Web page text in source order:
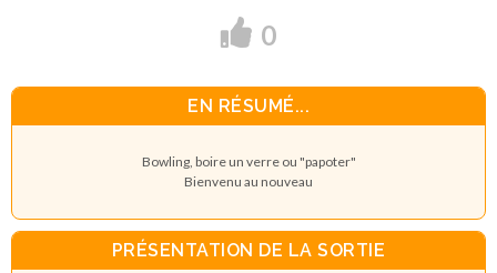
0
EN RÉSUMÉ...
Bowling, boire un verre ou "papoter"
Bienvenu au nouveau
PRÉSENTATION DE LA SORTIE